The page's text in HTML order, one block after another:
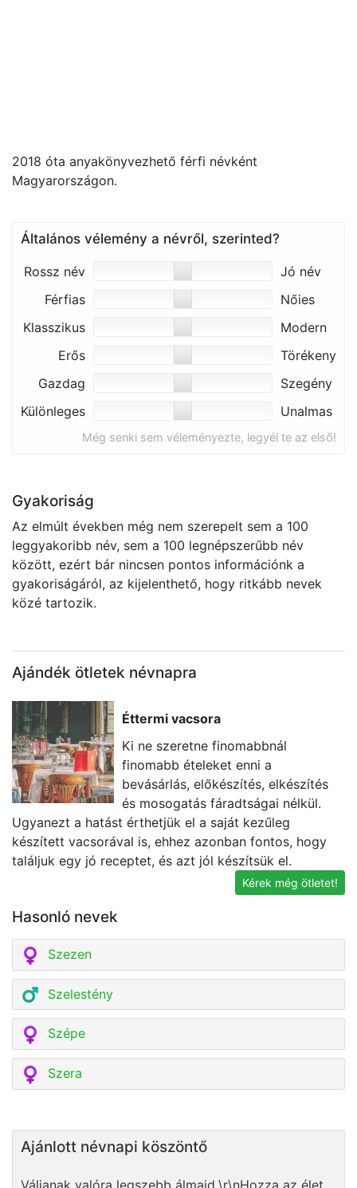
2018 óta anyakönyvezhető férfi névként
Magyarországon.
Általános vélemény a névről, szerinted?
Rossz név
Jó név
Férfias
Nőies
Klasszikus
Modern
Erős
Törékeny
Gazdag
Szegény
Különleges
Unalmas
Még senki sem véleményezte, legyél te az első!
Gyakoriság
Az elmúlt években még nem szerepelt sem a 100
leggyakoribb név, sem a 100 legnépszerűbb név
között, ezért bár nincsen pontos információnk a
gyakoriságáról, az kijelenthető, hogy ritkább nevek
közé tartozik.
Ajándék ötletek névnapra
Éttermi vacsora
Ki ne szeretne finomabbnál
finomabb ételeket enni a
bevásárlás, előkészítés, elkészítés
és mosogatás fáradtságai nélkül.
Ugyanezt a hatást érthetjük el a saját kezűleg
készített vacsorával is, ehhez azonban fontos, hogy
találjuk egy jó receptet, és azt jól készítsük el.
Kérek még ötletet!
Hasonló nevek
Szezen
Szelestény
Szépe
Szera
Ajánlott névnapi köszöntő
Váljanak valóra legszebb álmaid,\r\nHozza az élet